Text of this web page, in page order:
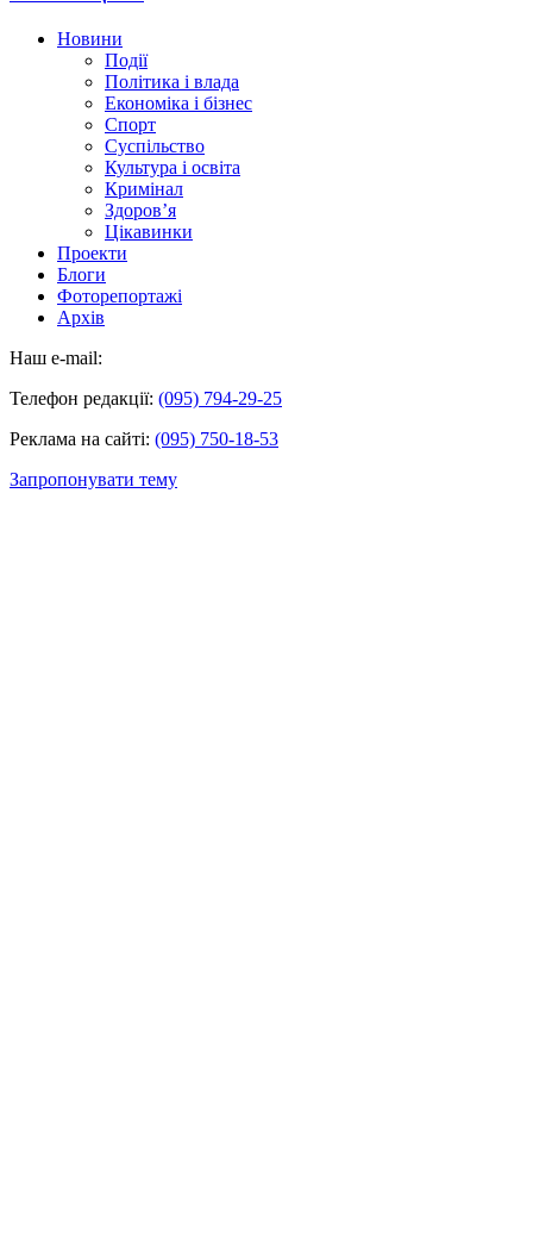
Новини
Події
Політика і влада
Економіка і бізнес
Спорт
Суспільство
Культура і освіта
Кримінал
Здоров’я
Цікавинки
Проекти
Блоги
Фоторепортажі
Архів
Наш e-mail:
Телефон редакції: (095) 794-29-25
Реклама на сайті: (095) 750-18-53
Запропонувати тему